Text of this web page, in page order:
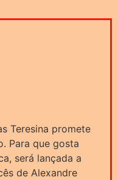
Teresina promete
Para que gosta
será lançada a
de Alexandre